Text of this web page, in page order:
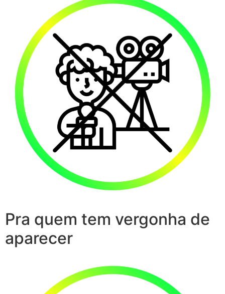
Pra quem tem vergonha de
aparecer